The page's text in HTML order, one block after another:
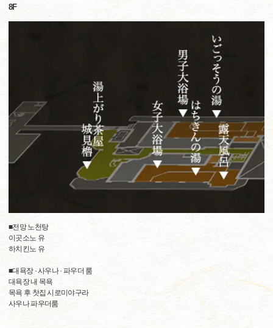
8F
■전망 노천탕
이곳소노 유
하치킨노 유
■대욕장 · 사우나 · 파우더 룸
대욕장 내 목욕
목욕 후 찻집 시로미야구라
사우나 파우더룸